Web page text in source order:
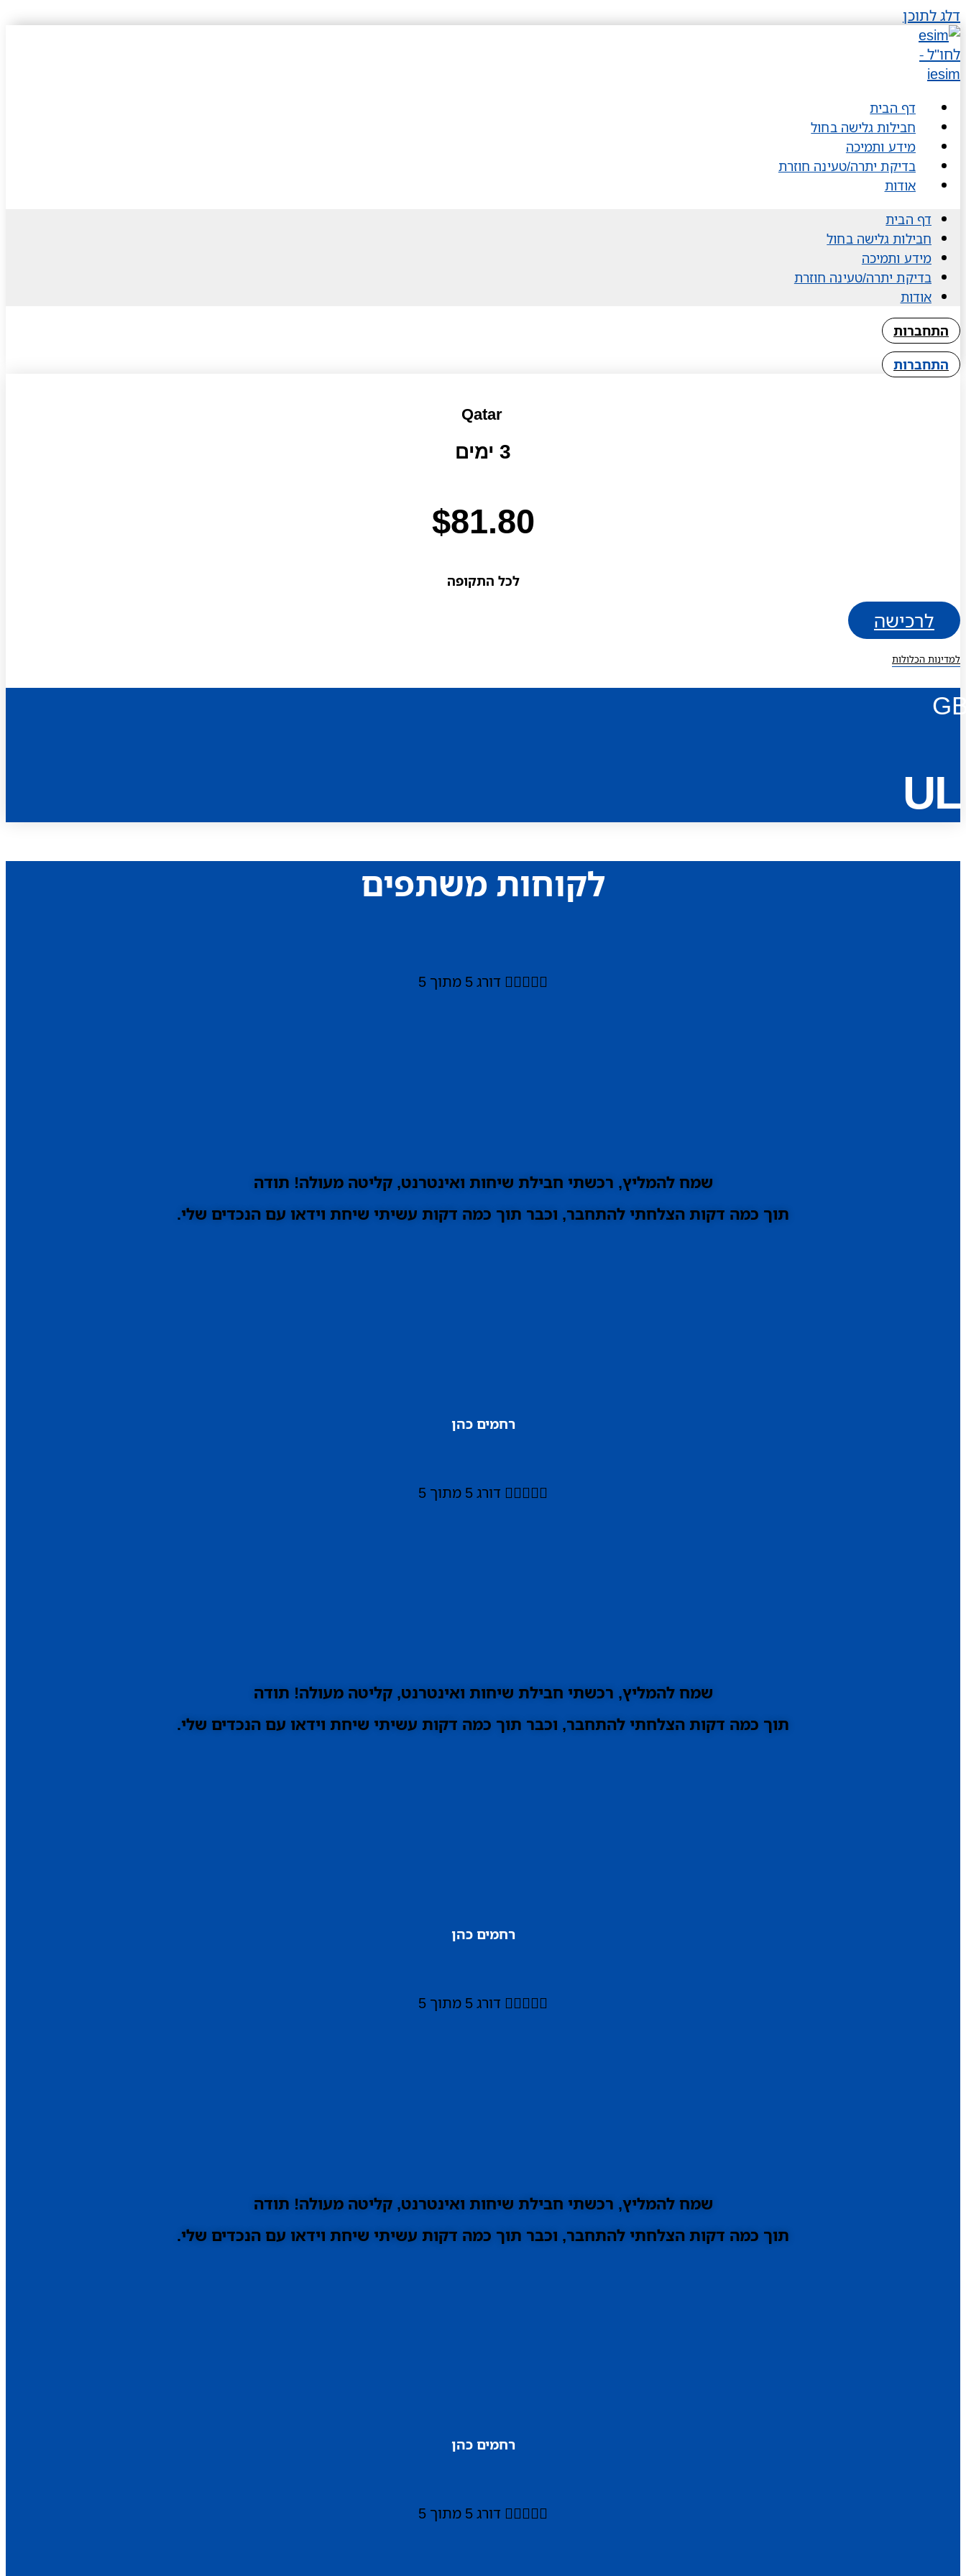
דלג לתוכן
דף הבית
חבילות גלישה בחול
מידע ותמיכה
בדיקת יתרה/טעינה חוזרת
אודות
דף הבית
חבילות גלישה בחול
מידע ותמיכה
בדיקת יתרה/טעינה חוזרת
אודות
התחברות
התחברות
Qatar
3 ימים
$81.80
לכל התקופה
לרכישה
למדינות הכלולות
UL
לקוחות משתפים
 דורג 5 מתוך 5
שמח להמליץ, רכשתי חבילת שיחות ואינטרנט, קליטה מעולה! תודה
תוך כמה דקות הצלחתי להתחבר, וכבר תוך כמה דקות עשיתי שיחת וידאו עם הנכדים שלי.
רחמים כהן
 דורג 5 מתוך 5
שמח להמליץ, רכשתי חבילת שיחות ואינטרנט, קליטה מעולה! תודה
תוך כמה דקות הצלחתי להתחבר, וכבר תוך כמה דקות עשיתי שיחת וידאו עם הנכדים שלי.
רחמים כהן
 דורג 5 מתוך 5
שמח להמליץ, רכשתי חבילת שיחות ואינטרנט, קליטה מעולה! תודה
תוך כמה דקות הצלחתי להתחבר, וכבר תוך כמה דקות עשיתי שיחת וידאו עם הנכדים שלי.
רחמים כהן
 דורג 5 מתוך 5